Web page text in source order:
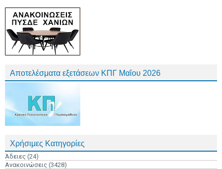
Αποτελέσματα εξετάσεων ΚΠΓ Μαΐου 2026
Χρήσιμες Κατηγορίες
Άδειες (24)
Ανακοινώσεις (3428)